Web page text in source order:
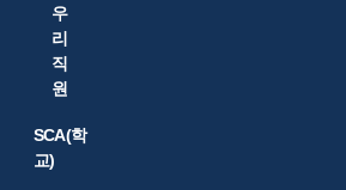
우
리
직
원
SCA(학
교)